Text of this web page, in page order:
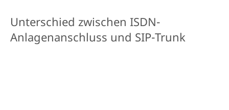
Unterschied zwischen ISDN-
Anlagenanschluss und SIP-Trunk